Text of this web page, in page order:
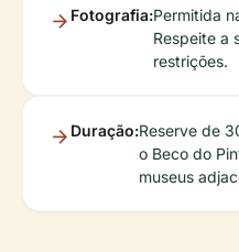
Fotografia:Permitida
Respeite a
restrições.
Duração:Reserve de
o Beco do
museus